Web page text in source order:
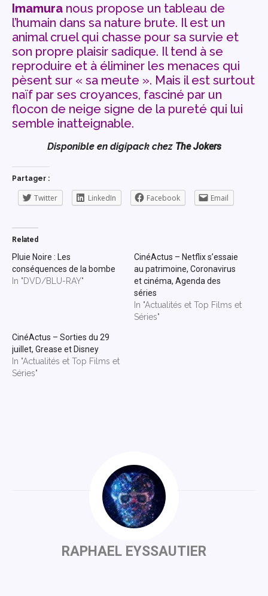
Imamura nous propose un tableau de
l’humain dans sa nature brute. Il est un
animal cruel qui chasse pour sa survie et
son propre plaisir sadique. Il tend à se
reproduire et à éliminer les menaces qui
pèsent sur « sa meute ». Mais il est surtout
naïf par ses croyances, fasciné par un
flocon de neige signe de la pureté qui lui
semble inatteignable.
Disponible en digipack chez The Jokers
Partager :
Twitter LinkedIn Facebook Email
Related
Pluie Noire : Les
conséquences de la bombe
In "DVD/BLU-RAY"
CinéActus – Netflix s’essaie
au patrimoine, Coronavirus
et cinéma, Agenda des
séries
In "Actualités et Top Films et
Séries"
CinéActus – Sorties du 29
juillet, Grease et Disney
In "Actualités et Top Films et
Séries"
RAPHAEL EYSSAUTIER